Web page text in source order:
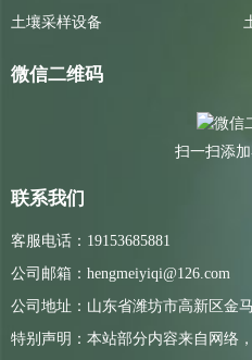
土壤采样设备
微信二维码
扫一扫添
联系我们
客服电话：19153685881
公司邮箱：hengmeiyiqi@126.com
公司地址：山东省潍坊市高新区金
特别声明：本站部分内容来自网络